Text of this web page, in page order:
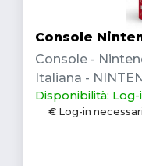
Console
Console -
Italiana -
Disponibilità: Log-
€ Log-in